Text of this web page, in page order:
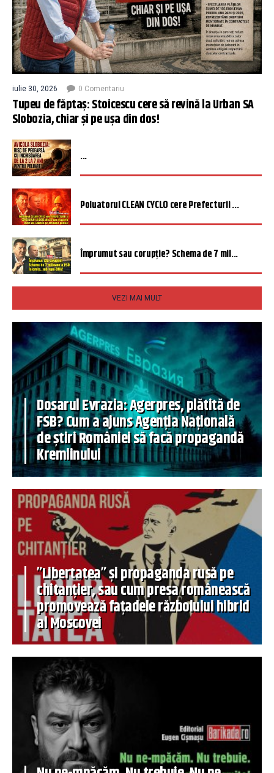
iulie 30, 2026 0 Comentariu
Tupeu de făptaș: Stoicescu cere să revină la Urban SA
Slobozia, chiar și pe ușa din dos!
...
Poluatorul CLEAN CYCLO cere Prefecturii ...
Împrumut sau corupție? Schema de 7 mil...
VEZI MAI MULT
Dosarul Evrazia: Agerpres, plătită de
FSB? Cum a ajuns Agenția Națională
de știri României să facă propagandă
Kremlinului
”Libertatea” și propaganda rusă pe
chitanțier, sau cum presa românească
promovează fațadele războiului hibrid
al Moscovei